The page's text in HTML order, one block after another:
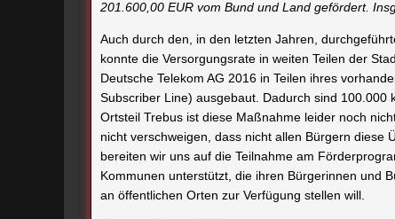
201.600,00 EUR vom Bund und Land gefördert.
Auch durch den, in den letzten Jahren,
konnte die Versorgungsrate in weiten Teilen der
Deutsche Telekom AG 2016 in Teilen ihres
Subscriber Line) ausgebaut. Dadurch sind
Ortsteil Trebus ist diese Maßnahme leider noch
nicht verschweigen, dass nicht allen Bürgern diese
bereiten wir uns auf die Teilnahme am
Kommunen unterstützt, die ihren Bürgerinnen und
an öffentlichen Orten zur Verfügung stellen will.